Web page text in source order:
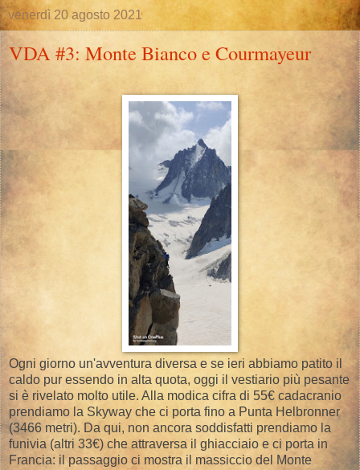
venerdì 20 agosto 2021
VDA #3: Monte Bianco e Courmayeur
Ogni giorno un'avventura diversa e se ieri abbiamo patito il
caldo pur essendo in alta quota, oggi il vestiario più pesante
si è rivelato molto utile. Alla modica cifra di 55€ cadacranio
prendiamo la Skyway che ci porta fino a Punta Helbronner
(3466 metri). Da qui, non ancora soddisfatti prendiamo la
funivia (altri 33€) che attraversa il ghiacciaio e ci porta in
Francia: il passaggio ci mostra il massiccio del Monte